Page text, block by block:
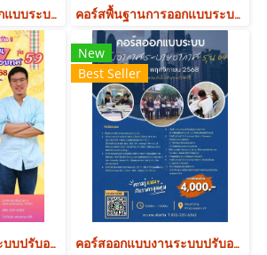
คอร์สพื้นฐานการออกแบบระบบ Chiller รุ่น 9 คอร์สพื้นฐานการออกแบบระบบ Chiller รุ่น 16
คอร์สออกแบบงานระบบปรับอากาศระบายอากาศ รุ่น 59
New
Best Seller
คอร์สออกแบบงานระบบปรับอากาศระบายอากาศ รุ่น 64